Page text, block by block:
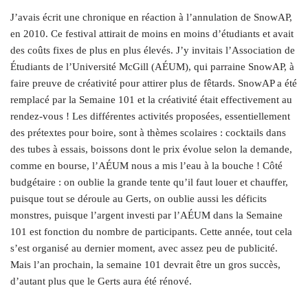
J’avais écrit une chronique en réaction à l’annulation de SnowAP,
en 2010. Ce festival attirait de moins en moins d’étudiants et avait
des coûts fixes de plus en plus élevés. J’y invitais l’Association de
Étudiants de l’Université McGill (AÉUM), qui parraine SnowAP, à
faire preuve de créativité pour attirer plus de fêtards. SnowAP a été
remplacé par la Semaine 101 et la créativité était effectivement au
rendez-vous ! Les différentes activités proposées, essentiellement
des prétextes pour boire, sont à thèmes scolaires : cocktails dans
des tubes à essais, boissons dont le prix évolue selon la demande,
comme en bourse, l’AÉUM nous a mis l’eau à la bouche ! Côté
budgétaire : on oublie la grande tente qu’il faut louer et chauffer,
puisque tout se déroule au Gerts, on oublie aussi les déficits
monstres, puisque l’argent investi par l’AÉUM dans la Semaine
101 est fonction du nombre de participants. Cette année, tout cela
s’est organisé au dernier moment, avec assez peu de publicité.
Mais l’an prochain, la semaine 101 devrait être un gros succès,
d’autant plus que le Gerts aura été rénové.